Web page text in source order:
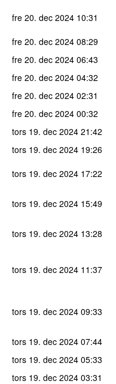
fre 20. dec 2024 10:31
fre 20. dec 2024 08:29
fre 20. dec 2024 06:43
fre 20. dec 2024 04:32
fre 20. dec 2024 02:31
fre 20. dec 2024 00:32
tors 19. dec 2024 21:42
tors 19. dec 2024 19:26
tors 19. dec 2024 17:22
tors 19. dec 2024 15:49
tors 19. dec 2024 13:28
tors 19. dec 2024 11:37
tors 19. dec 2024 09:33
tors 19. dec 2024 07:44
tors 19. dec 2024 05:33
tors 19. dec 2024 03:31